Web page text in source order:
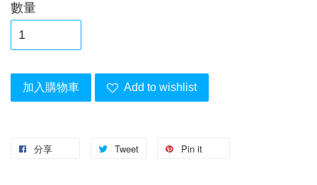
數量
加入購物車 Add to wishlist
分享 Tweet Pin it